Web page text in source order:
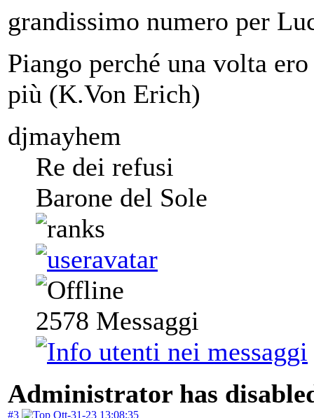
grandissimo numero per
Piango perché una volta
più (K.Von Erich)
djmayhem
Re dei refusi
Barone del Sole
2578 Messaggi
Administrator has
#3 Ott-31-23 13:08:35